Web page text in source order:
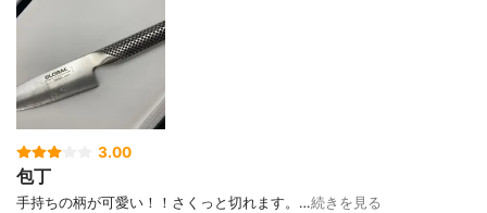
3.00
包丁
手持ちの柄が可愛い！！さくっと切れます。…続きを見る